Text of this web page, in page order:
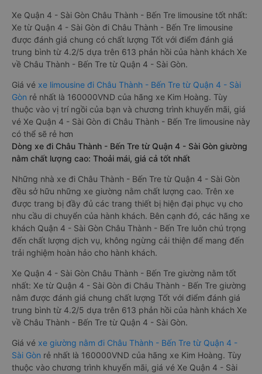
Xe Quận 4 - Sài Gòn Châu Thành - Bến Tre limousine tốt nhất:
Xe từ Quận 4 - Sài Gòn đi Châu Thành - Bến Tre limousine
được đánh giá chung có chất lượng Tốt với điểm đánh giá
trung bình từ 4.2/5 dựa trên 613 phản hồi của hành khách Xe
về Châu Thành - Bến Tre từ Quận 4 - Sài Gòn.
Giá vé xe limousine đi Châu Thành - Bến Tre từ Quận 4 - Sài
Gòn rẻ nhất là 160000VND của hãng xe Kim Hoàng. Tùy
thuộc vào vị trí ngồi của bạn và chương trình khuyến mãi, giá
vé Xe Quận 4 - Sài Gòn đi Châu Thành - Bến Tre limousine này
có thể sẽ rẻ hơn
Dòng xe đi Châu Thành - Bến Tre từ Quận 4 - Sài Gòn giường
nằm chất lượng cao: Thoải mái, giá cả tốt nhất
Những nhà xe đi Châu Thành - Bến Tre từ Quận 4 - Sài Gòn
đều sở hữu những xe giường nằm chất lượng cao. Trên xe
được trang bị đầy đủ các trang thiết bị hiện đại phục vụ cho
nhu cầu di chuyển của hành khách. Bên cạnh đó, các hãng xe
khách Quận 4 - Sài Gòn Châu Thành - Bến Tre luôn chú trọng
đến chất lượng dịch vụ, không ngừng cải thiện để mang đến
trải nghiệm hoàn hảo cho hành khách.
Xe Quận 4 - Sài Gòn Châu Thành - Bến Tre giường nằm tốt
nhất: Xe từ Quận 4 - Sài Gòn đi Châu Thành - Bến Tre giường
nằm được đánh giá chung chất lượng Tốt với điểm đánh giá
trung bình từ 4.2/5 dựa trên 613 phản hồi của hành khách Xe
về Châu Thành - Bến Tre từ Quận 4 - Sài Gòn.
Giá vé xe giường nằm đi Châu Thành - Bến Tre từ Quận 4 -
Sài Gòn rẻ nhất là 160000VND của hãng xe Kim Hoàng. Tùy
thuộc vào chương trình khuyến mãi, giá vé Xe Quận 4 - Sài